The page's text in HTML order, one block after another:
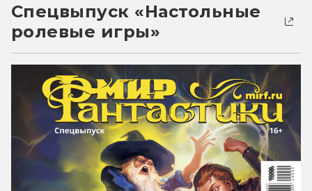
Спецвыпуск «Настольные
ролевые игры»